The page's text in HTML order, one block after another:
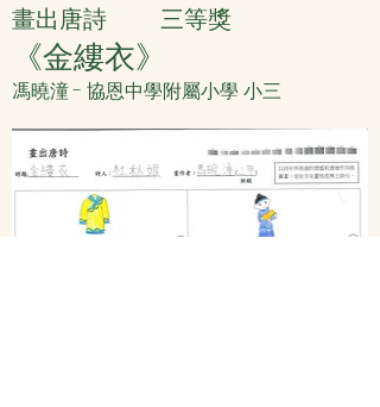
畫出唐詩 三等獎
《金縷衣》
馮曉潼 - 協恩中學附屬小學 小三